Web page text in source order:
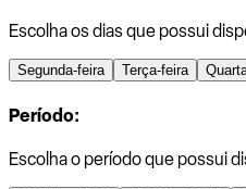
Escolha os dias que possui
Segunda-feira Terça-feira
Período:
Escolha o período que possui